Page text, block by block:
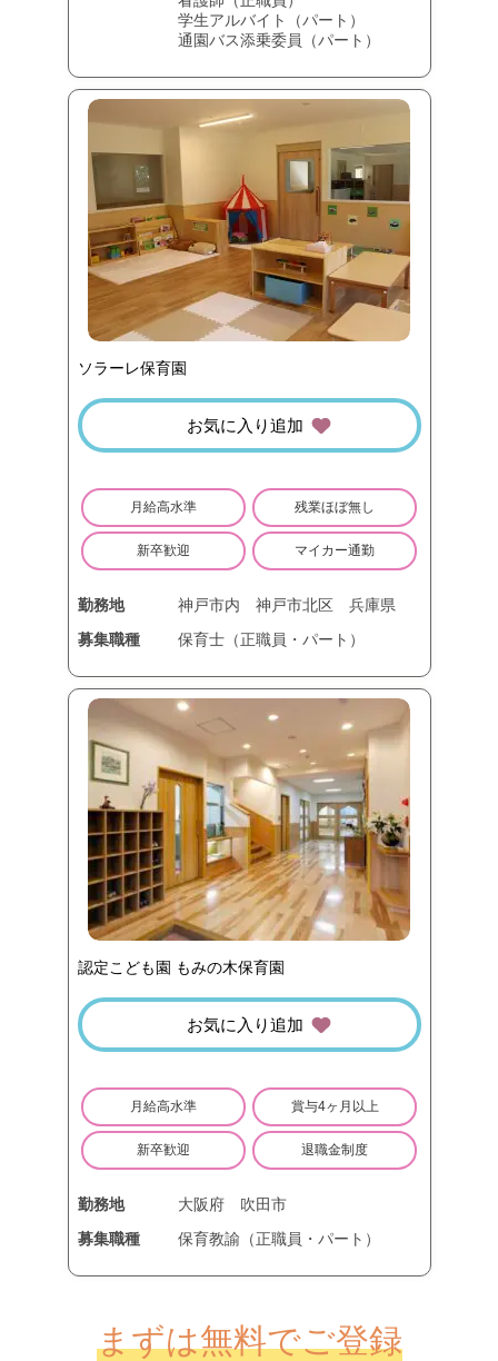
学生アルバイト（パート）
通園バス添乗委員（パート）
ソラーレ保育園
お気に入り追加
月給高水準 残業ほぼ無し
新卒歓迎 マイカー通勤
勤務地 神戸市内 神戸市北区
兵庫県
募集職種
保育士（正職員・パート）
認定こども園 もみの木保育園
お気に入り追加
月給高水準 賞与4ヶ月以上
新卒歓迎 退職金制度
勤務地 大阪府
吹田市
募集職種
保育教諭（正職員・パート）
まずは無料でご登録